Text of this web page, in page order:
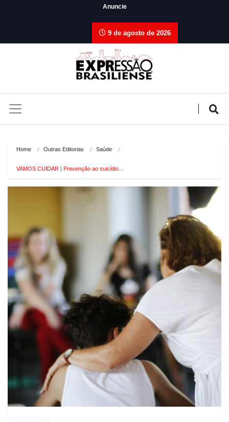
Anuncie
9 de agosto de 2026
Home Outras Editorias Saúde
VAMOS CUIDAR | Prevenção ao suicídio…